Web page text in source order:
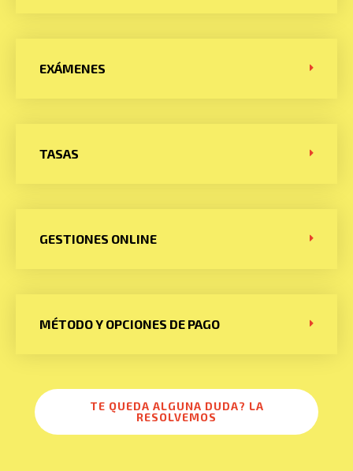
EXÁMENES
TASAS
GESTIONES ONLINE
MÉTODO Y OPCIONES DE PAGO
TE QUEDA ALGUNA DUDA? LA
RESOLVEMOS